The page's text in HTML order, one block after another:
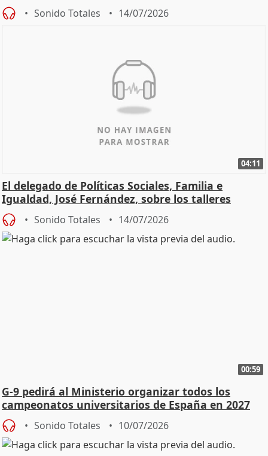
Sonido Totales 14/07/2026
04:11
El delegado de Políticas Sociales, Familia e
Igualdad, José Fernández, sobre los talleres
Sonido Totales 14/07/2026
00:59
G-9 pedirá al Ministerio organizar todos los
campeonatos universitarios de España en 2027
Sonido Totales 10/07/2026